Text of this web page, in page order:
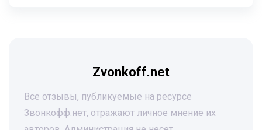
Zvonkoff.net
Все отзывы, публикуемые на ресурсе
Звонкофф.нет, отражают личное мнение их